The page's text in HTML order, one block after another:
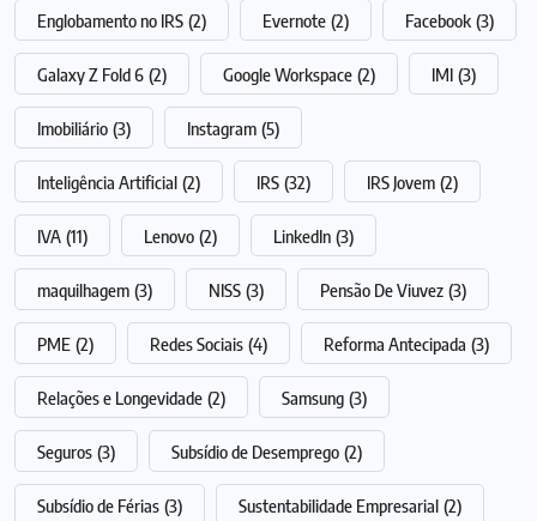
Englobamento no IRS (2) Evernote (2) Facebook (3)
Galaxy Z Fold 6 (2) Google Workspace (2) IMI (3)
Imobiliário (3) Instagram (5)
Inteligência Artificial (2) IRS (32) IRS Jovem (2)
IVA (11) Lenovo (2) LinkedIn (3)
maquilhagem (3) NISS (3) Pensão De Viuvez (3)
PME (2) Redes Sociais (4) Reforma Antecipada (3)
Relações e Longevidade (2) Samsung (3)
Seguros (3) Subsídio de Desemprego (2)
Subsídio de Férias (3) Sustentabilidade Empresarial (2)